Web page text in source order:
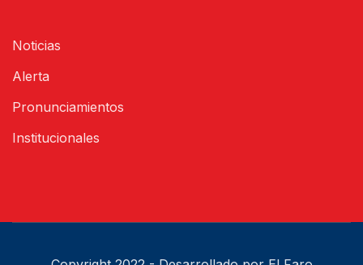
Noticias
Alerta
Pronunciamientos
Institucionales